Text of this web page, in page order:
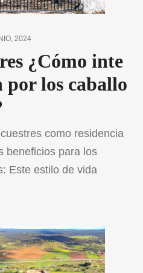
2024
¿Cómo inte
los caballo
como residencia
beneficios para los
Este estilo de vida
integrar de manera
en el hogar? En este
beneficios […]